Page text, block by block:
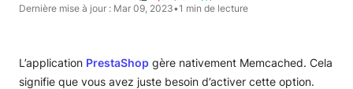
Dernière mise à jour : Mar 09, 2023•1 min de lecture
L’application PrestaShop gère nativement Memcached. Cela
signifie que vous avez juste besoin d’activer cette option.